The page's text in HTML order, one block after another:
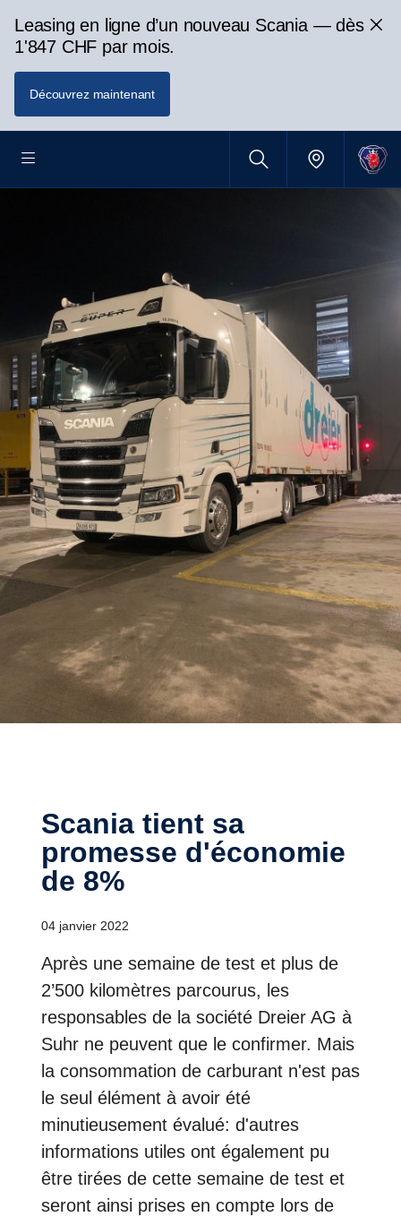
Leasing en ligne d’un nouveau Scania — dès
1'847 CHF par mois.
Découvrez maintenant
Scania tient sa
promesse d'économie
de 8%
04 janvier 2022
Après une semaine de test et plus de
2’500 kilomètres parcourus, les
responsables de la société Dreier AG à
Suhr ne peuvent que le confirmer. Mais
la consommation de carburant n'est pas
le seul élément à avoir été
minutieusement évalué: d'autres
informations utiles ont également pu
être tirées de cette semaine de test et
seront ainsi prises en compte lors de